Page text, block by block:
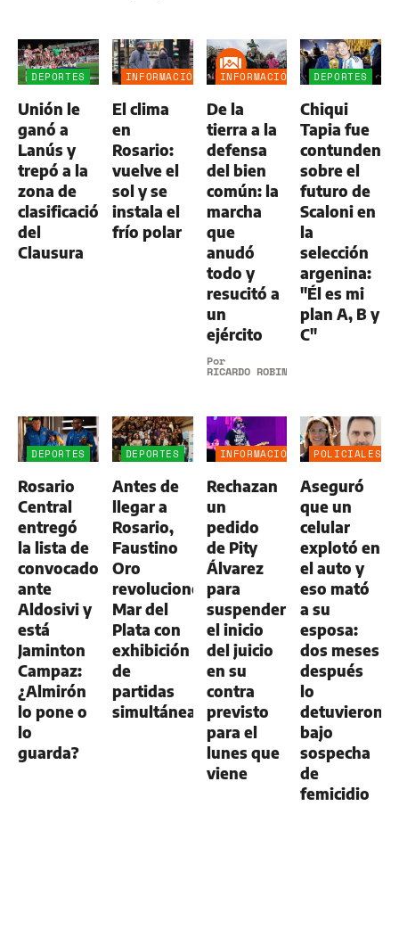
DEPORTES
Unión le
ganó a
Lanús y
trepó a la
zona de
clasificación
del
Clausura
INFORMACIÓN
El clima
en
Rosario:
vuelve el
sol y se
instala el
frío polar
INFORMACIÓN
De la
tierra a la
defensa
del bien
común: la
marcha
que
anudó
todo y
resucitó a
un
ejército
Por
RICARDO ROBINS
DEPORTES
Chiqui
Tapia fue
contundente
sobre el
futuro de
Scaloni en
la
selección
argenina:
"Él es mi
plan A, B y
C"
DEPORTES
Rosario
Central
entregó
la lista de
convocados
ante
Aldosivi y
está
Jaminton
Campaz:
¿Almirón
lo pone o
lo
guarda?
DEPORTES
Antes de
llegar a
Rosario,
Faustino
Oro
revolucionó
Mar del
Plata con
exhibición
de
partidas
simultáneas
INFORMACIÓN
Rechazan
un
pedido
de Pity
Álvarez
para
suspender
el inicio
del juicio
en su
contra
previsto
para el
lunes que
viene
POLICIALES
Aseguró
que un
celular
explotó en
el auto y
eso mató
a su
esposa:
dos meses
después
lo
detuvieron
bajo
sospecha
de
femicidio